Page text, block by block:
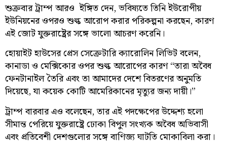
শুক্রবার ট্রাম্প আরও ইঙ্গিত দেন, ভবিষ্যতে তিনি ইউরোপীয়
ইউনিয়নের ওপরও শুল্ক আরোপ করার পরিকল্পনা করছেন, কারণ
এই জোট যুক্তরাষ্ট্রের সঙ্গে ভালো আচরণ করেনি।
হোয়াইট হাউসের প্রেস সেক্রেটারি ক্যারোলিন লিভিট বলেন,
কানাডা ও মেক্সিকোর ওপর শুল্ক আরোপের কারণ “তারা অবৈধ
ফেনটানাইল তৈরি এবং তা আমাদের দেশে বিতরণের অনুমতি
দিয়েছে, যা কয়েক কোটি আমেরিকানের মৃত্যুর জন্য দায়ী।”
ট্রাম্প বারবার এও বলেছেন, তার এই পদক্ষেপের উদ্দেশ্য হলো
সীমান্ত পেরিয়ে যুক্তরাষ্ট্রে ঢোকা বিপুল সংখ্যক অবৈধ অভিবাসী
এবং প্রতিবেশী দেশগুলোর সঙ্গে বাণিজ্য ঘাটতি মোকাবিলা করা।